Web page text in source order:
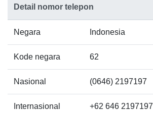
Detail nomor telepon
Negara Indonesia
Kode negara 62
Nasional (0646) 2197197
Internasional
+62 646 2197197